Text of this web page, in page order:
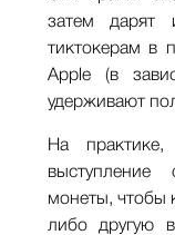
затем
тиктокерам в
Apple (в
удерживают
На практике,
монеты, чтобы
либо другую